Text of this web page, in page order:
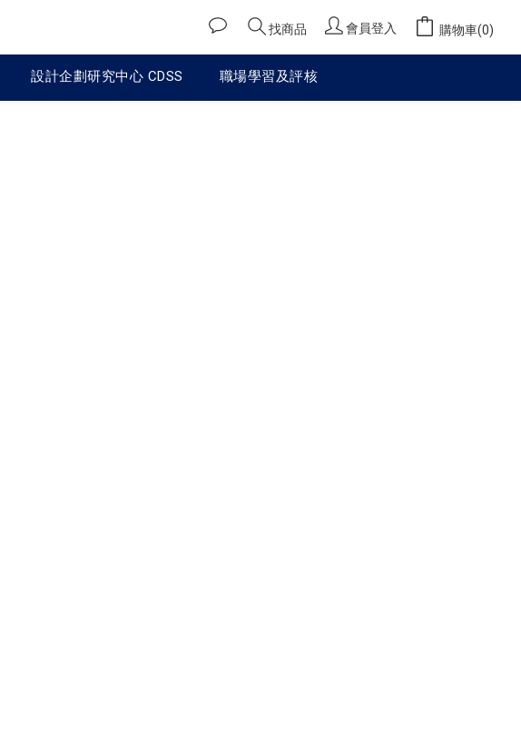
找商品 會員登入 購物車(0)
設計企劃研究中心 CDSS 職場學習及評核